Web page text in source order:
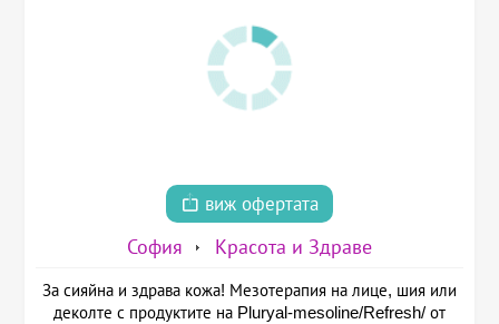
виж офертата
София Красота и Здраве
За сияйна и здрава кожа! Мезотерапия на лице, шия или
деколте с продуктите на Pluryal-mesoline/Refresh/ от